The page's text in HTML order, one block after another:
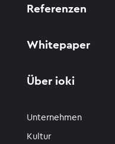
Referenzen
Whitepaper
Über ioki
Unternehmen
Kultur